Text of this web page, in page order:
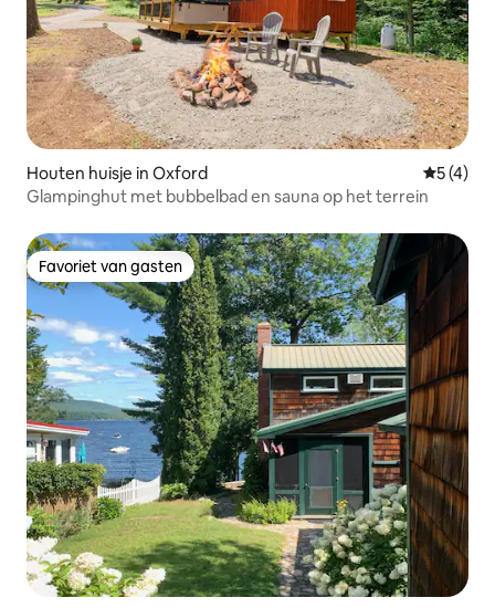
Houten huisje in Oxford
5 (4)
Glampinghut met bubbelbad en sauna op het terrein
Favoriet van gasten
Favoriet van gasten